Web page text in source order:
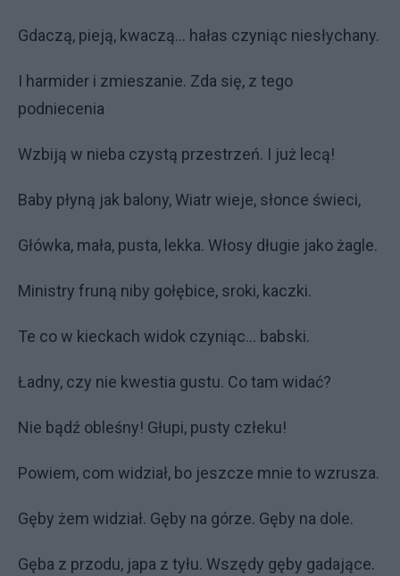
Gdaczą, pieją, kwaczą… hałas czyniąc niesłychany.
I harmider i zmieszanie. Zda się, z tego
podniecenia
Wzbiją w nieba czystą przestrzeń. I już lecą!
Baby płyną jak balony, Wiatr wieje, słonce świeci,
Główka, mała, pusta, lekka. Włosy długie jako żagle.
Ministry fruną niby gołębice, sroki, kaczki.
Te co w kieckach widok czyniąc… babski.
Ładny, czy nie kwestia gustu. Co tam widać?
Nie bądź obleśny! Głupi, pusty człeku!
Powiem, com widział, bo jeszcze mnie to wzrusza.
Gęby żem widział. Gęby na górze. Gęby na dole.
Gęba z przodu, japa z tyłu. Wszędy gęby gadające.